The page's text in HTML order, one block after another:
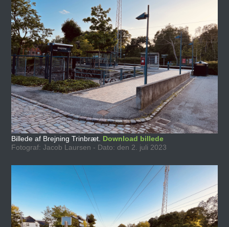
Billede af Brejning Trinbræt. Download billede
Fotograf: Jacob Laursen - Dato: den 2. juli 2023